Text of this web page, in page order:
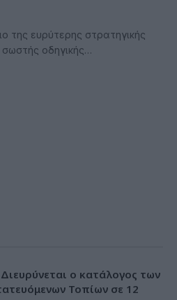
της ευρύτερης στρατηγικής
σωστής οδηγικής…
ο κατάλογος των
Τοπίων σε 12